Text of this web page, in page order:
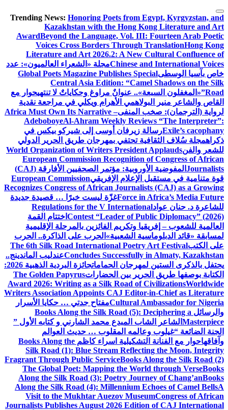
Trending News: Honoring Poets
Kazakhstan with the
AwardBeyond the Language,
Voices Cross Borders
Literature and Art 2026.2: A
مجلة «الشعراء العالميون»: عدد
Global Poets Magazine Publishes
Central Asia Edition:
عنوانٌ مراوغ وحكاياتٌ لا تنتهيحوار مع
الأهرام ويكلي في مراجعة نقدية
Africa Must Own Its Narrative –
AdeboboyeAl-Ahram Weekly
أوسى إلى شيركو بيكس في
بمهرجان طريق الحرير الدولي
World Organization of Writers
European Commission
المفوضية الأوروبية: مؤتمر الصحفيين الأفارقة (CAJ)
الإفريقيEuropean Commission
Recognizes Congress of African
غزّة ليست خبرًا … قصيدة جديدة
Regulations for the V
Contest “Leader of اختتام القمة
الفائزين بالمرحلة الإقليمية
الشعبية» الحرب على الذاكرة.. الحرب
The 6th Silk Road International
Concludes عندليب الماندينج..
الحمامات
جائزة البردية الذهبية 2026:
بين الحضاراتThe Golden Papyrus
Award 2026: Writing as a Silk Road
Writers Association Appoints CAJ
مفتاح جدتي … حكايا الأسرار
Books Along the Silk Road
محمد الشارني و كتابه الأول ”
المقلوب … حديث العوالم
اسراء كاظمBooks Along the
Silk Road (1): Blue Stream
Fragrant Through Public Service
The Global Poet: Mapping the
Along the Silk Road (3): Poetry
Along the Silk Road (4):
Visit to the Mukhtar Auezov
Journalists Publishes August 2026